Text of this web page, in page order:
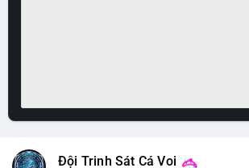
Đội Trinh Sát Cá Voi